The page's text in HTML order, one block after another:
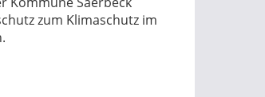
zum Klimaschutz im